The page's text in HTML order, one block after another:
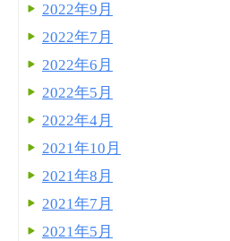
2022年9月
2022年7月
2022年6月
2022年5月
2022年4月
2021年10月
2021年8月
2021年7月
2021年5月